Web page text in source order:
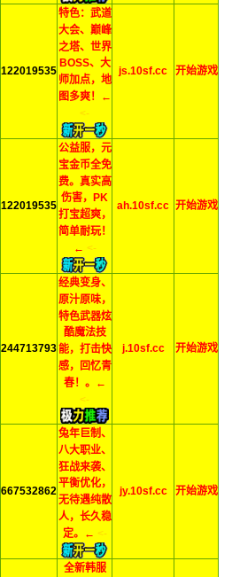
122019535
特色：武道
大会、巅峰
之塔、世界
BOSS、大
师加点，地
图多爽！←
<-
js.10sf.cc 开始游戏
122019535
公益服，元
宝金币全免
费。真实高
伤害，PK
打宝超爽，
简单耐玩！
← <-
ah.10sf.cc 开始游戏
244713793
经典变身、
原汁原味，
特色武器炫
酷魔法技
能，打击快
感，回忆青
春！。←
<-
j.10sf.cc 开始游戏
667532862
兔年巨制、
八大职业、
狂战来袭、
平衡优化，
无待遇纯散
人，长久稳
定。← <-
jy.10sf.cc 开始游戏
全新韩服